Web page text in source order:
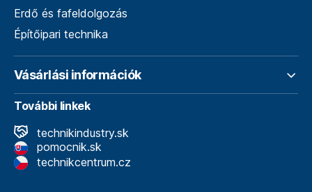
Erdő és fafeldolgozás
Építőipari technika
Vásárlási információk
További linkek
technikindustry.sk
pomocnik.sk
technikcentrum.cz